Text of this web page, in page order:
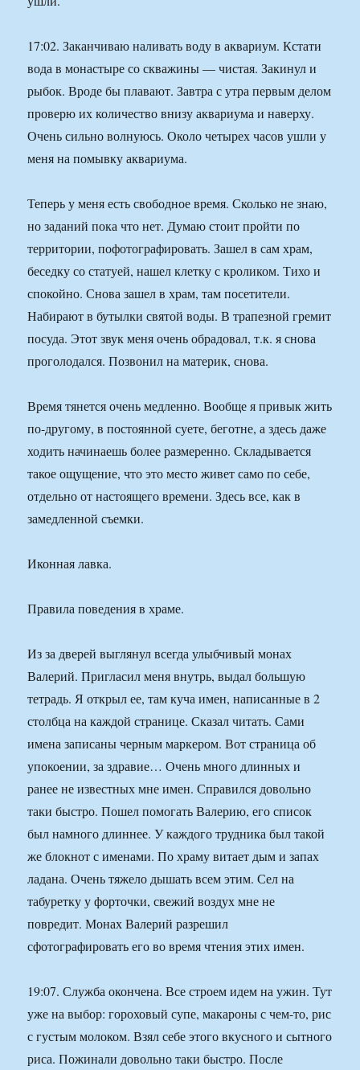
17:02. Заканчиваю наливать воду в аквариум. Кстати
вода в монастыре со скважины — чистая. Закинул и
рыбок. Вроде бы плавают. Завтра с утра первым делом
проверю их количество внизу аквариума и наверху.
Очень сильно волнуюсь. Около четырех часов ушли у
меня на помывку аквариума.
Теперь у меня есть свободное время. Сколько не знаю,
но заданий пока что нет. Думаю стоит пройти по
территории, пофотографировать. Зашел в сам храм,
беседку со статуей, нашел клетку с кроликом. Тихо и
спокойно. Снова зашел в храм, там посетители.
Набирают в бутылки святой воды. В трапезной гремит
посуда. Этот звук меня очень обрадовал, т.к. я снова
проголодался. Позвонил на материк, снова.
Время тянется очень медленно. Вообще я привык жить
по-другому, в постоянной суете, беготне, а здесь даже
ходить начинаешь более размеренно. Складывается
такое ощущение, что это место живет само по себе,
отдельно от настоящего времени. Здесь все, как в
замедленной съемки.
Иконная лавка.
Правила поведения в храме.
Из за дверей выглянул всегда улыбчивый монах
Валерий. Пригласил меня внутрь, выдал большую
тетрадь. Я открыл ее, там куча имен, написанные в 2
столбца на каждой странице. Сказал читать. Сами
имена записаны черным маркером. Вот страница об
упокоении, за здравие… Очень много длинных и
ранее не известных мне имен. Справился довольно
таки быстро. Пошел помогать Валерию, его список
был намного длиннее. У каждого трудника был такой
же блокнот с именами. По храму витает дым и запах
ладана. Очень тяжело дышать всем этим. Сел на
табуретку у форточки, свежий воздух мне не
повредит. Монах Валерий разрешил
сфотографировать его во время чтения этих имен.
19:07. Служба окончена. Все строем идем на ужин. Тут
уже на выбор: гороховый супе, макароны с чем-то, рис
с густым молоком. Взял себе этого вкусного и сытного
риса. Пожинали довольно таки быстро. После